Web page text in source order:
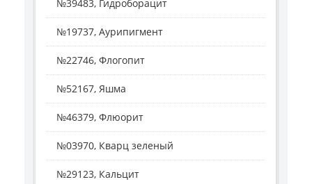
№39483, Гидроборацит
№19737, Аурипигмент
№22746, Флогопит
№52167, Яшма
№46379, Флюорит
№03970, Кварц зеленый
№29123, Кальцит